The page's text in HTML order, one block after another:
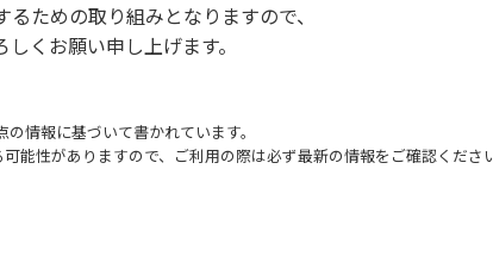
ための取り組みとなりますので、
くお願い申し上げます。
情報に基づいて書かれています。
能性がありますので、ご利用の際は必ず最新の情報をご確認ください